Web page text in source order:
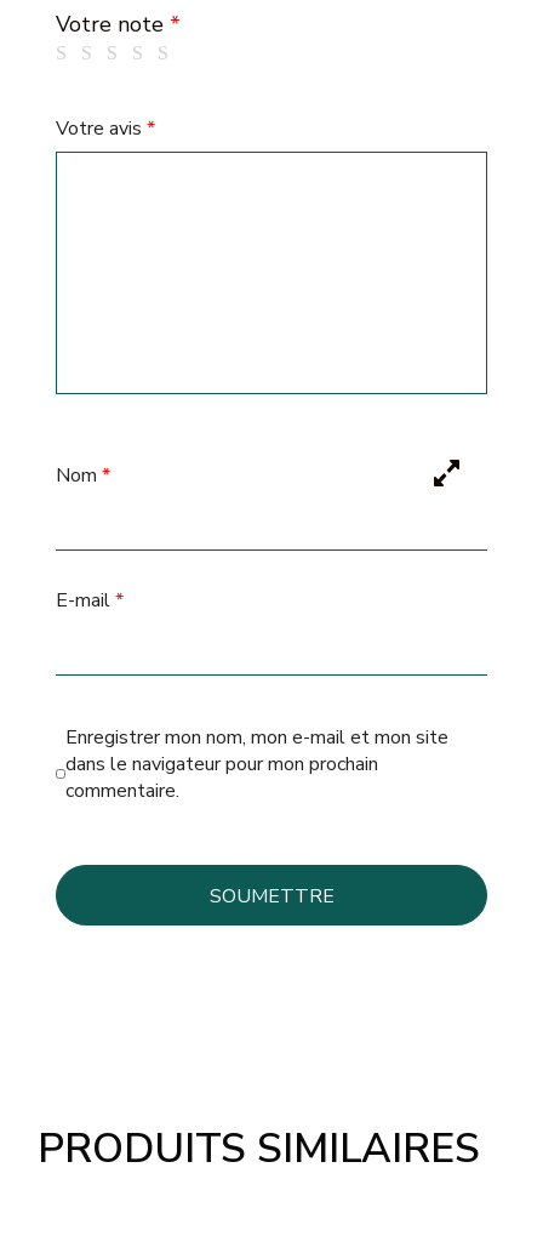
Votre note *
Votre avis *
Nom *
E-mail*
Enregistrer mon nom, mon e-mail et mon site
dans le navigateur pour mon prochain
commentaire.
PRODUITS SIMILAIRES